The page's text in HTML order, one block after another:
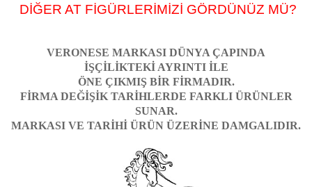
DİĞER AT FİGÜRLERİMİZİ GÖRDÜNÜZ MÜ?
VERONESE MARKASI DÜNYA ÇAPINDA
İŞÇİLİKTEKİ AYRINTI İLE
ÖNE ÇIKMIŞ BİR FİRMADIR.
FİRMA DEĞİŞİK TARİHLERDE FARKLI ÜRÜNLER
SUNAR.
MARKASI VE TARİHİ ÜRÜN ÜZERİNE DAMGALIDIR.